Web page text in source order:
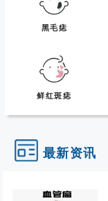
黑毛痣
鲜红斑痣
最新资讯